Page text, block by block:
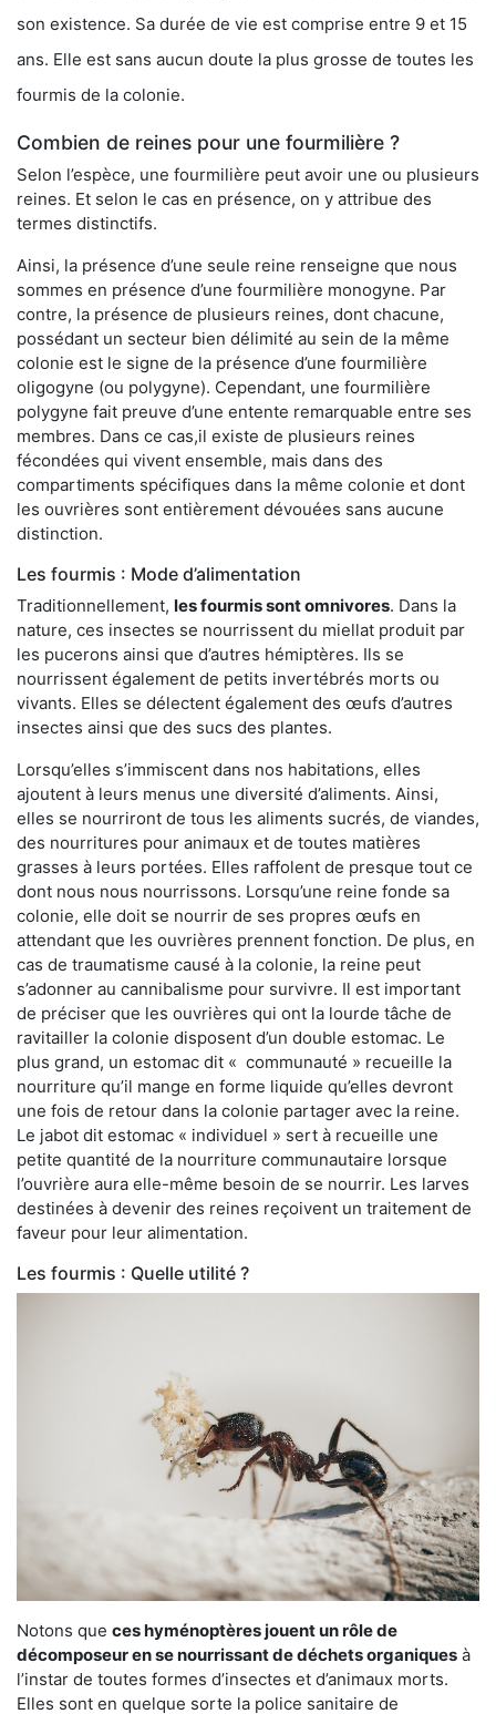
son existence. Sa durée de vie est comprise entre 9 et 15
ans. Elle est sans aucun doute la plus grosse de toutes les
fourmis de la colonie.
Combien de reines pour une fourmilière ?
Selon l’espèce, une fourmilière peut avoir une ou plusieurs
reines. Et selon le cas en présence, on y attribue des
termes distinctifs.
Ainsi, la présence d’une seule reine renseigne que nous
sommes en présence d’une fourmilière monogyne. Par
contre, la présence de plusieurs reines, dont chacune,
possédant un secteur bien délimité au sein de la même
colonie est le signe de la présence d’une fourmilière
oligogyne (ou polygyne). Cependant, une fourmilière
polygyne fait preuve d’une entente remarquable entre ses
membres. Dans ce cas,il existe de plusieurs reines
fécondées qui vivent ensemble, mais dans des
compartiments spécifiques dans la même colonie et dont
les ouvrières sont entièrement dévouées sans aucune
distinction.
Les fourmis : Mode d’alimentation
Traditionnellement, les fourmis sont omnivores. Dans la
nature, ces insectes se nourrissent du miellat produit par
les pucerons ainsi que d’autres hémiptères. Ils se
nourrissent également de petits invertébrés morts ou
vivants. Elles se délectent également des œufs d’autres
insectes ainsi que des sucs des plantes.
Lorsqu’elles s’immiscent dans nos habitations, elles
ajoutent à leurs menus une diversité d’aliments. Ainsi,
elles se nourriront de tous les aliments sucrés, de viandes,
des nourritures pour animaux et de toutes matières
grasses à leurs portées. Elles raffolent de presque tout ce
dont nous nous nourrissons. Lorsqu’une reine fonde sa
colonie, elle doit se nourrir de ses propres œufs en
attendant que les ouvrières prennent fonction. De plus, en
cas de traumatisme causé à la colonie, la reine peut
s’adonner au cannibalisme pour survivre. Il est important
de préciser que les ouvrières qui ont la lourde tâche de
ravitailler la colonie disposent d’un double estomac. Le
plus grand, un estomac dit « communauté » recueille la
nourriture qu’il mange en forme liquide qu’elles devront
une fois de retour dans la colonie partager avec la reine.
Le jabot dit estomac « individuel » sert à recueille une
petite quantité de la nourriture communautaire lorsque
l’ouvrière aura elle-même besoin de se nourrir. Les larves
destinées à devenir des reines reçoivent un traitement de
faveur pour leur alimentation.
Les fourmis : Quelle utilité ?
Notons que ces hyménoptères jouent un rôle de
décomposeur en se nourrissant de déchets organiques à
l’instar de toutes formes d’insectes et d’animaux morts.
Elles sont en quelque sorte la police sanitaire de